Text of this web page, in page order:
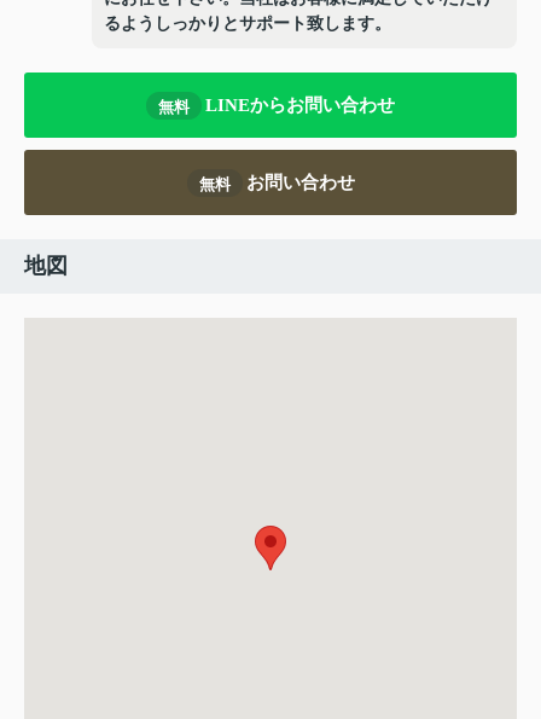
るようしっかりとサポート致します。
無料 LINEからお問い合わせ
無料 お問い合わせ
地図